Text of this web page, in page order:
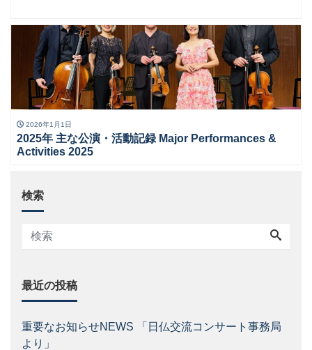
2026年1月1日
2025年 主な公演・活動記録 Major Performances &
Activities 2025
検索
最近の投稿
重要なお知らせNEWS 「日仏交流コンサート事務局
より」